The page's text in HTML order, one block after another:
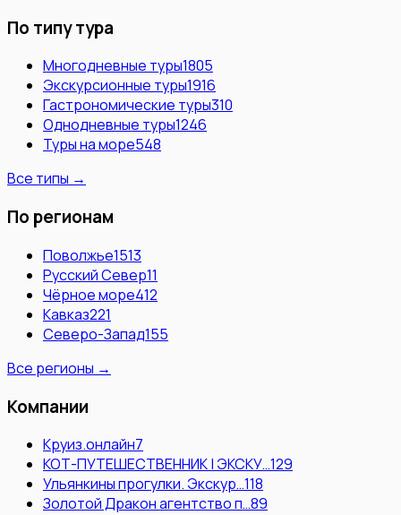
По типу тура
Многодневные туры1805
Экскурсионные туры1916
Гастрономические туры310
Однодневные туры1246
Туры на море548
Все типы →
По регионам
Поволжье1513
Русский Север11
Чёрное море412
Кавказ221
Северо-Запад155
Все регионы →
Компании
Круиз.онлайн7
КОТ-ПУТЕШЕСТВЕННИК | ЭКСКУ…129
Ульянкины прогулки. Экскур…118
Золотой Дракон агентство п…89